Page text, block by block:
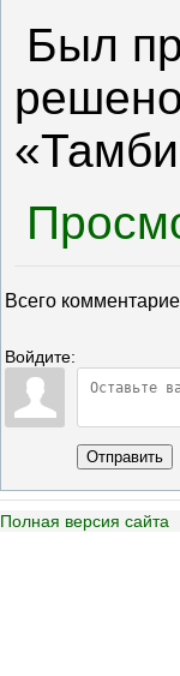
Был
Всего
Войдите:
Отправить
Полная версия сайта